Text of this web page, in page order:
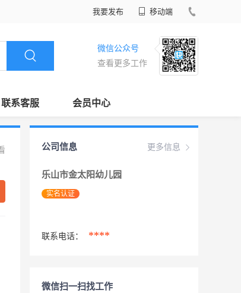
我要发布 移动端
微信公众号
查看更多工作
联系客服 会员中心
更多信息
公司信息
乐山市金太阳幼儿园
实名认证
联系电话： ****
微信扫一扫找工作